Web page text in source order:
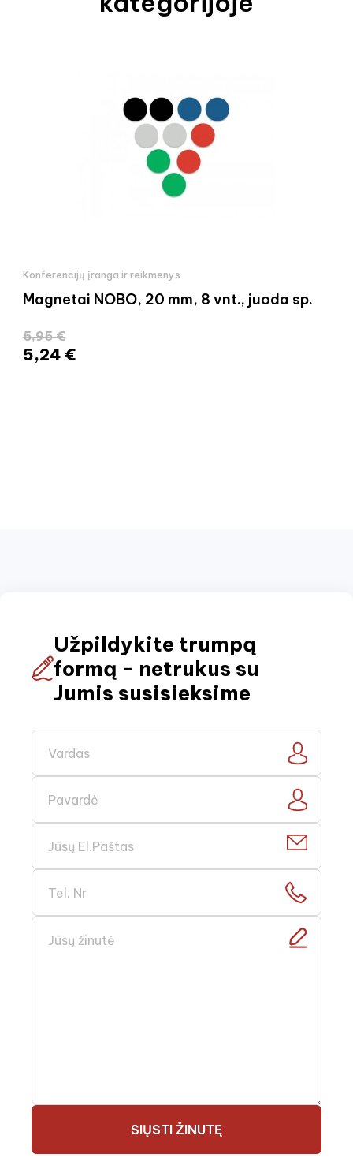
Konferencijų įranga ir reikmenys
Magnetai NOBO, 20 mm, 8 vnt., juoda sp.
5,95 €
5,24 €
Užpildykite trumpą
formą - netrukus su
Jumis susisieksime
SIŲSTI ŽINUTĘ